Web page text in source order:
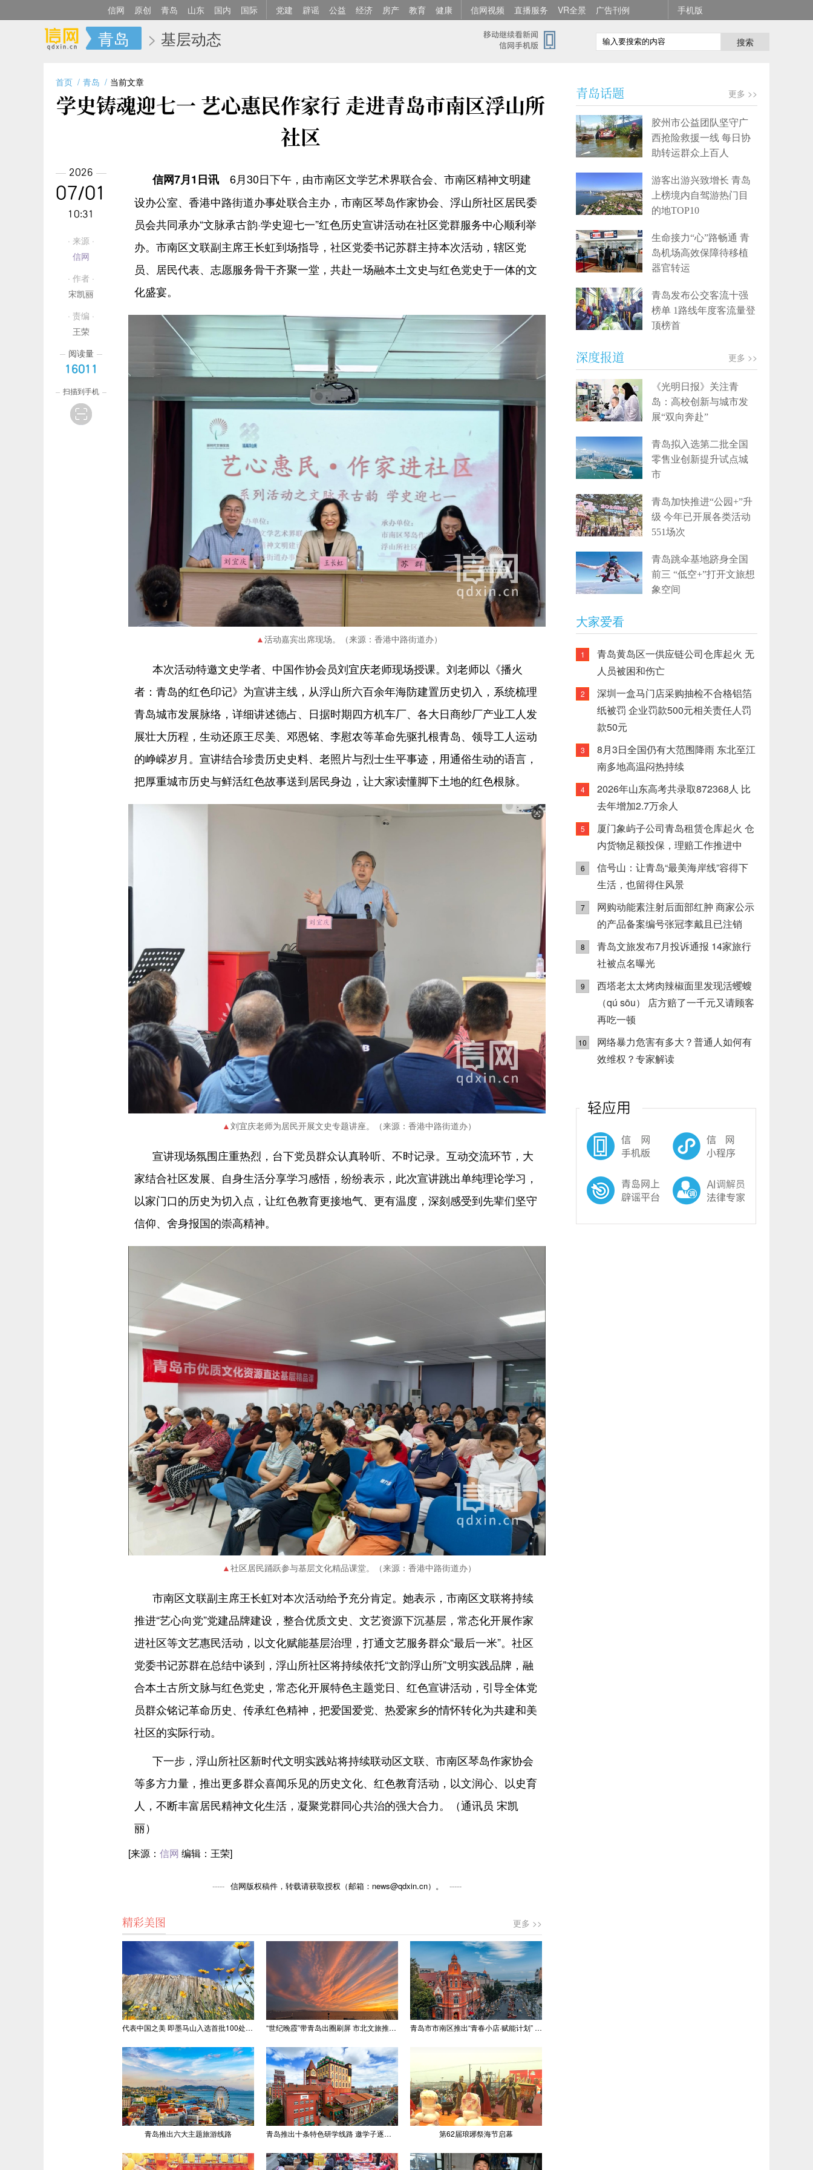
信网 原创 青岛 山东 国内 国际 党建 辟谣 公益 经济 房产 教育 健康 信网视频 直播服务 VR全景 广告刊例 手机版
青岛 > 基层动态 搜索
首页 青岛 当前文章
学史铸魂迎七一 艺心惠民作家行 走进青岛市南区浮山所
社区
2026
07/01
10:31
· 来源 ·
信网
· 作者 ·
宋凯丽
· 责编 ·
王荣
阅读量
16011
扫描到手机
信网7月1日讯 6月30日下午，由市南区文学艺术界联合会、市南区精神文明建
设办公室、香港中路街道办事处联合主办，市南区琴岛作家协会、浮山所社区居民委
员会共同承办“文脉承古韵·学史迎七一”红色历史宣讲活动在社区党群服务中心顺利举
办。市南区文联副主席王长虹到场指导，社区党委书记苏群主持本次活动，辖区党
员、居民代表、志愿服务骨干齐聚一堂，共赴一场融本土文史与红色党史于一体的文
化盛宴。
活动嘉宾出席现场。（来源：香港中路街道办）
本次活动特邀文史学者、中国作协会员刘宜庆老师现场授课。刘老师以《播火
者：青岛的红色印记》为宣讲主线，从浮山所六百余年海防建置历史切入，系统梳理
青岛城市发展脉络，详细讲述德占、日据时期四方机车厂、各大日商纱厂产业工人发
展壮大历程，生动还原王尽美、邓恩铭、李慰农等革命先驱扎根青岛、领导工人运动
的峥嵘岁月。宣讲结合珍贵历史史料、老照片与烈士生平事迹，用通俗生动的语言，
把厚重城市历史与鲜活红色故事送到居民身边，让大家读懂脚下土地的红色根脉。
刘宜庆老师为居民开展文史专题讲座。（来源：香港中路街道办）
宣讲现场氛围庄重热烈，台下党员群众认真聆听、不时记录。互动交流环节，大
家结合社区发展、自身生活分享学习感悟，纷纷表示，此次宣讲跳出单纯理论学习，
以家门口的历史为切入点，让红色教育更接地气、更有温度，深刻感受到先辈们坚守
信仰、舍身报国的崇高精神。
社区居民踊跃参与基层文化精品课堂。（来源：香港中路街道办）
市南区文联副主席王长虹对本次活动给予充分肯定。她表示，市南区文联将持续
推进“艺心向党”党建品牌建设，整合优质文史、文艺资源下沉基层，常态化开展作家
进社区等文艺惠民活动，以文化赋能基层治理，打通文艺服务群众“最后一米”。社区
党委书记苏群在总结中谈到，浮山所社区将持续依托“文韵浮山所”文明实践品牌，融
合本土古所文脉与红色党史，常态化开展特色主题党日、红色宣讲活动，引导全体党
员群众铭记革命历史、传承红色精神，把爱国爱党、热爱家乡的情怀转化为共建和美
社区的实际行动。
下一步，浮山所社区新时代文明实践站将持续联动区文联、市南区琴岛作家协会
等多方力量，推出更多群众喜闻乐见的历史文化、红色教育活动，以文润心、以史育
人，不断丰富居民精神文化生活，凝聚党群同心共治的强大合力。（通讯员 宋凯
丽）
[来源： 信网 编辑：王荣]
信网版权稿件，转载请获取授权（邮箱：news@qdxin.cn）。
精彩美图 更多 >>
代表中国之美 即墨马山入选首批100处“美丽中国打卡点” “世纪晚霞”带青岛出圈刷屏 市北文旅推出精品线路 青岛市市南区推出“青春小店·赋能计划” 聚满青岛温情
青岛推出六大主题旅游线路 青岛推出十条特色研学线路 邀学子逐梦深蓝探知山海 第62届琅琊祭海节启幕
青岛话题 更多 >>
胶州市公益团队坚守广
西抢险救援一线 每日协
助转运群众上百人
游客出游兴致增长 青岛
上榜境内自驾游热门目
的地TOP10
生命接力“心”路畅通 青
岛机场高效保障待移植
器官转运
青岛发布公交客流十强
榜单 1路线年度客流量登
顶榜首
深度报道 更多 >>
《光明日报》关注青
岛：高校创新与城市发
展“双向奔赴”
青岛拟入选第二批全国
零售业创新提升试点城
市
青岛加快推进“公园+”升
级 今年已开展各类活动
551场次
青岛跳伞基地跻身全国
前三 “低空+”打开文旅想
象空间
大家爱看
1
青岛黄岛区一供应链公司仓库起火 无
人员被困和伤亡
2
深圳一盒马门店采购抽检不合格铝箔
纸被罚 企业罚款500元相关责任人罚
款50元
3
8月3日全国仍有大范围降雨 东北至江
南多地高温闷热持续
4
2026年山东高考共录取872368人 比
去年增加2.7万余人
5
厦门象屿子公司青岛租赁仓库起火 仓
内货物足额投保，理赔工作推进中
6
信号山：让青岛“最美海岸线”容得下
生活，也留得住风景
7
网购动能素注射后面部红肿 商家公示
的产品备案编号张冠李戴且已注销
8
青岛文旅发布7月投诉通报 14家旅行
社被点名曝光
9
西塔老太太烤肉辣椒面里发现活蠼螋
（qú sōu） 店方赔了一千元又请顾客
再吃一顿
10
网络暴力危害有多大？普通人如何有
效维权？专家解读